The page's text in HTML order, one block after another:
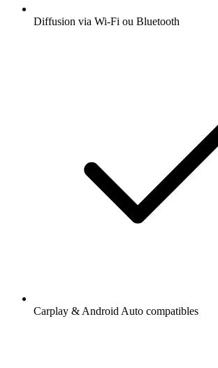
Diffusion via Wi-Fi ou Bluetooth
Carplay & Android Auto compatibles